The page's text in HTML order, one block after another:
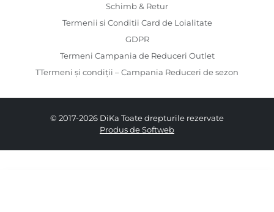
Schimb & Retur
Termenii si Conditii Card de Loialitate
GDPR
Termeni Campania de Reduceri Outlet
TTermeni și condiții – Campania Reduceri de sezon
© 2017-2026 DiKa Toate drepturile rezervate
Produs de Softweb